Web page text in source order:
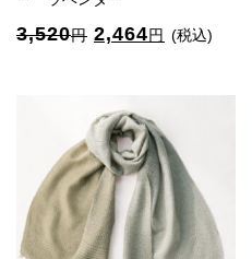
3,520円 元
格
は
3,520
円
で
2,464円 現
格
は
2,464
円
(税込)